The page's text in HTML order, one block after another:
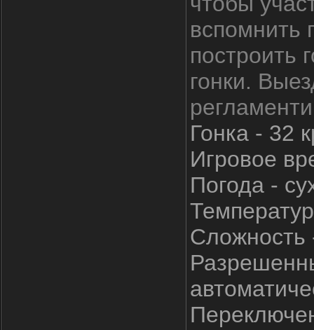
вспомнить
построить
гонки.
Гонка - 32
Игровое
Погода -
Сложность